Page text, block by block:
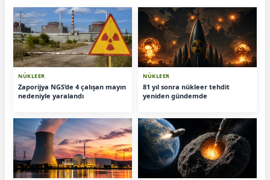
NÜKLEER
Zaporijya NGS’de 4 çalışan mayın
nedeniyle yaralandı
NÜKLEER
81 yıl sonra nükleer tehdit
yeniden gündemde